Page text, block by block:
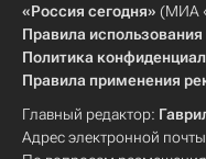
«Россия сегодня» (МИА
Правила
Политика
Правила применения
Главный редактор:
Адрес электронной